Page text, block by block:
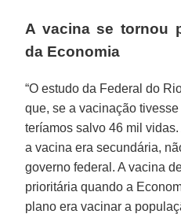
A vacina se tornou
da Economia
“O estudo da Federal do
que, se a vacinação
teríamos salvo 46 mil
a vacina era secundária,
governo federal. A vacina
prioritária quando a
plano era vacinar a